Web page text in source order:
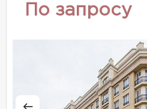
По запросу